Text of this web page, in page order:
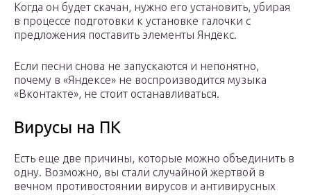
Когда он будет скачан, нужно его установить, убирая
в процессе подготовки к установке галочки с
предложения поставить элементы Яндекс.
Если песни снова не запускаются и непонятно,
почему в «Яндексе» не воспроизводится музыка
«Вконтакте», не стоит останавливаться.
Вирусы на ПК
Есть еще две причины, которые можно объединить в
одну. Возможно, вы стали случайной жертвой в
вечном противостоянии вирусов и антивирусных